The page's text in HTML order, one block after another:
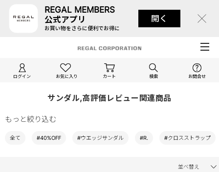
REGAL MEMBERS
公式アプリ
お買い物をさらに便利でお得に
開く
ログイン お気に入り カート 検索 お問合せ
サンダル,高評価レビュー関連商品
もっと絞り込む
全て #40%OFF #ウエッジサンダル #R. #クロスストラップ
並べ替え